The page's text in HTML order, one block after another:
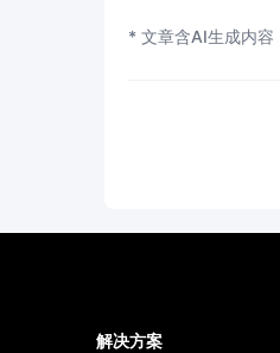
* 文章含AI生成内容
解决方案